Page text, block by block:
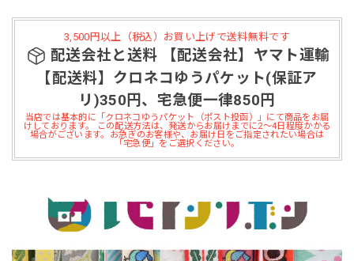
3,500円以上（税込）お買い上げで送料無料です
配送会社と送料 【配送会社】ヤマト運輸
【配送料】クロネコゆうパケット(保証ア
リ)350円、宅急便一律850円
当店では基本的に「クロネコゆうパケット（ポスト投函）」にて商品をお届
けしております。 この配送方法は、発送からお届けまでに2～4日程度かかる
場合がございます。お急ぎのお客様や、お届け日をご指定されたい場合は
「宅急便」をご選択ください。